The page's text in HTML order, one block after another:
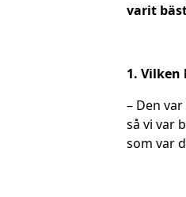
varit
1.
– Den
så vi var
som var